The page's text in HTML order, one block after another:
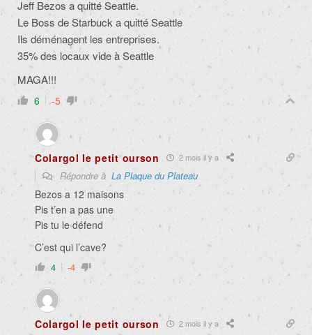
Jeff Bezos a quitté Seattle.
Le Boss de Starbuck a quitté Seattle
Ils déménagent les entreprises.
35% des locaux vide à Seattle
MAGA!!!
6 -5
Colargol le petit ourson 2 mois il y a
Répondre à La Plaque du Plateau
Bezos a 12 maisons
Pis t’en a pas une
Pis tu le défend
C’est qui l’cave?
4 -4
Colargol le petit ourson 2 mois il y a